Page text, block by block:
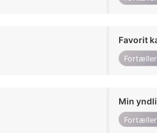
Favorit
Min